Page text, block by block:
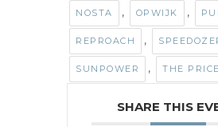
NOSTA , OPWIJK ,
REPROACH ,
SUNPOWER , THE
SHARE THIS